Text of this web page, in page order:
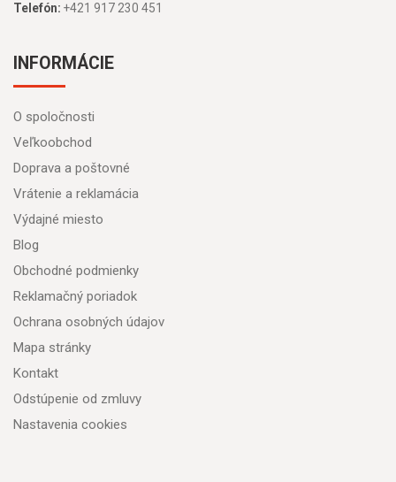
Telefón: +421 917 230 451
INFORMÁCIE
O spoločnosti
Veľkoobchod
Doprava a poštovné
Vrátenie a reklamácia
Výdajné miesto
Blog
Obchodné podmienky
Reklamačný poriadok
Ochrana osobných údajov
Mapa stránky
Kontakt
Odstúpenie od zmluvy
Nastavenia cookies